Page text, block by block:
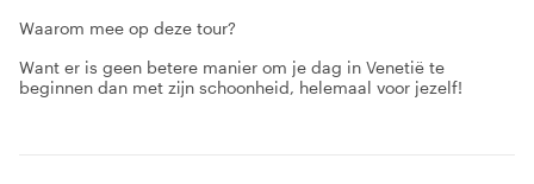
Waarom mee op deze tour?
Want er is geen betere manier om je dag in Venetië te
beginnen dan met zijn schoonheid, helemaal voor jezelf!